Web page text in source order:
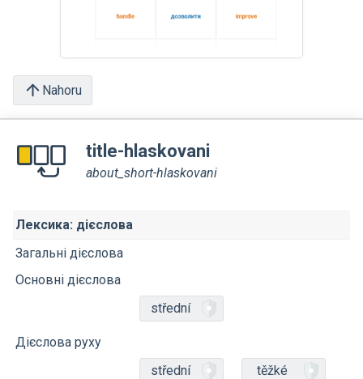
Nahoru
title-hlaskovani
about_short-hlaskovani
Лексика: дієслова
Загальні дієслова
Основні дієслова
střední
Дієслова руху
střední
těžké